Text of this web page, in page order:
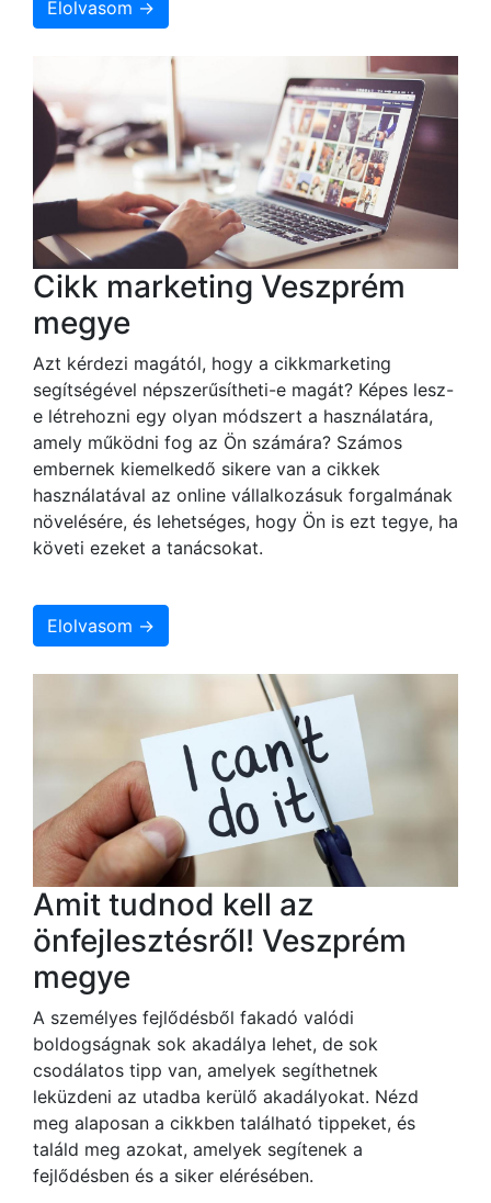
Elolvasom →
Cikk marketing Veszprém
megye
Azt kérdezi magától, hogy a cikkmarketing
segítségével népszerűsítheti-e magát? Képes lesz-
e létrehozni egy olyan módszert a használatára,
amely működni fog az Ön számára? Számos
embernek kiemelkedő sikere van a cikkek
használatával az online vállalkozásuk forgalmának
növelésére, és lehetséges, hogy Ön is ezt tegye, ha
követi ezeket a tanácsokat.
Elolvasom →
Amit tudnod kell az
önfejlesztésről! Veszprém
megye
A személyes fejlődésből fakadó valódi
boldogságnak sok akadálya lehet, de sok
csodálatos tipp van, amelyek segíthetnek
leküzdeni az utadba kerülő akadályokat. Nézd
meg alaposan a cikkben található tippeket, és
találd meg azokat, amelyek segítenek a
fejlődésben és a siker elérésében.